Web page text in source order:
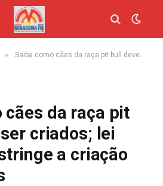
» Saiba como cães da raça pit bull devem ser criados; lei estadual restringe a criação dos animais
cães da raça pit
criados; lei
a criação